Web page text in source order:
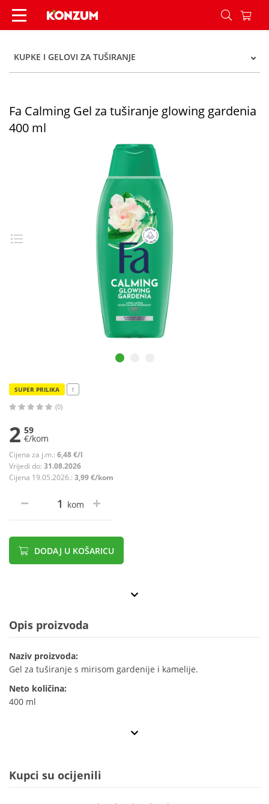
Fa Calming Gel za tuširanje glowing gardenia
KUPKE I GELOVI ZA TUŠIRANJE
Fa Calming Gel za tuširanje glowing gardenia
400 ml
SUPER PRILIKA !
(0)
2 59
€/kom
Cijena za j.m.: 6,48 €/l
Vrijedi do: 31.08.2026
Cijena 19.05.2026.: 3,99 €/kom
kom
DODAJ U KOŠARICU
Opis proizvoda
Naziv proizvoda:
Gel za tuširanje s mirisom gardenije i kamelije.
Neto količina:
400 ml
Kupci su ocijenili